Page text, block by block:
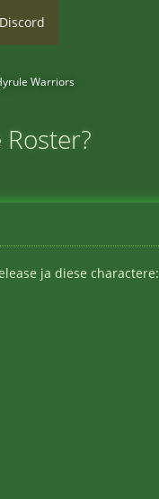
Discord
Warriors
ja diese charactere: